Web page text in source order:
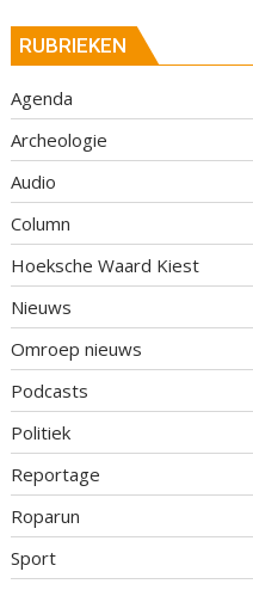
RUBRIEKEN
Agenda
Archeologie
Audio
Column
Hoeksche Waard Kiest
Nieuws
Omroep nieuws
Podcasts
Politiek
Reportage
Roparun
Sport